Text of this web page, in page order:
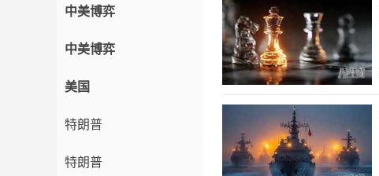
中美博弈
中美博弈
美国
特朗普
特朗普